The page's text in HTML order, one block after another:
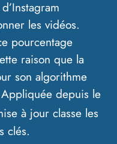
les vidéos.
pourcentage
raison que la
son algorithme
depuis le
à jour classe les
clés.